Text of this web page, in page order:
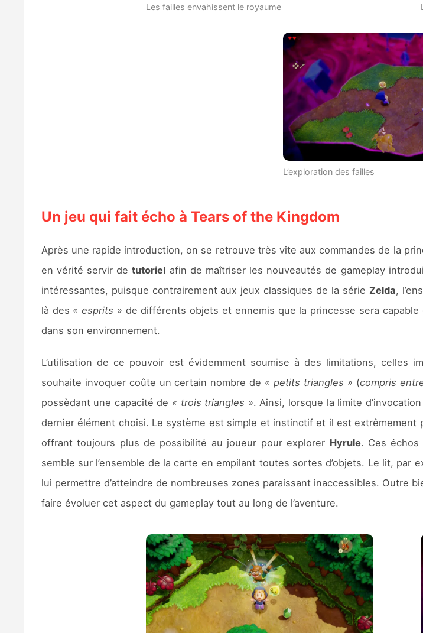
Les failles envahissent le royaume
L’exploration des failles
Un jeu qui fait écho à Tears of the Kingdom
Après une rapide introduction, on se retrouve très vite aux commandes de la
en vérité servir detutoriel afin de maîtriser les nouveautés de gameplay
intéressantes, puisque contrairement aux jeux classiques de la série Zelda,
là des « esprits » de différents objets et ennemis que la princesse sera
dans son environnement.
L’utilisation de ce pouvoir est évidemment soumise à des limitations, celles
souhaite invoquer coûte un certain nombre de « petits triangles » (compris
possèdant une capacité de « trois triangles ». Ainsi, lorsque la limite
dernier élément choisi. Le système est simple et instinctif et il est
offrant toujours plus de possibilité au joueur pour explorer Hyrule. Ces échos
semble sur l’ensemble de la carte en empilant toutes sortes d’objets. Le lit,
lui permettre d’atteindre de nombreuses zones paraissant inaccessibles. Outre
faire évoluer cet aspect du gameplay tout au long de l’aventure.